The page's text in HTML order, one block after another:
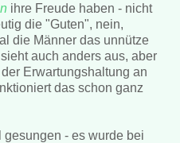
ihre Freude haben - nicht
die "Guten", nein,
die Männer das unnütze
auch anders aus, aber
Erwartungshaltung an
das schon ganz
- es wurde bei